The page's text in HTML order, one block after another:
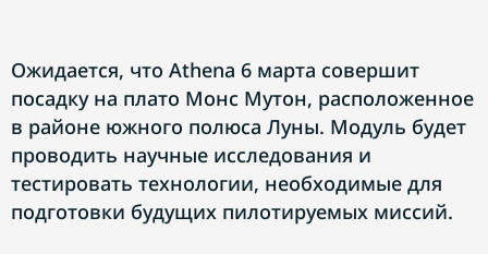
Ожидается, что Athena 6 марта совершит
посадку на плато Монс Мутон, расположенное
в районе южного полюса Луны. Модуль будет
проводить научные исследования и
тестировать технологии, необходимые для
подготовки будущих пилотируемых миссий.